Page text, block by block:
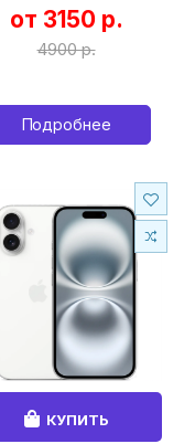
от 3150 р.
4900 р.
Подробнее
КУПИТЬ